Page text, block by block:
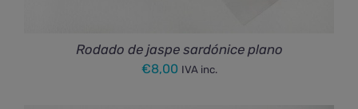
Rodado de jaspe sardónice plano
€8,00 IVA inc.